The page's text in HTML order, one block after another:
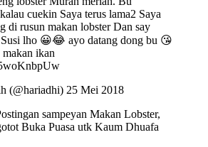
cuekin Saya terus lama2 Saya
di rusun makan lobster Dan say
lho 😀😂 ayo datang dong bu 😘
makan ikan
(@hariadhi) 25 Mei 2018
sampeyan Makan Lobster,
Buka Puasa utk Kaum Dhuafa